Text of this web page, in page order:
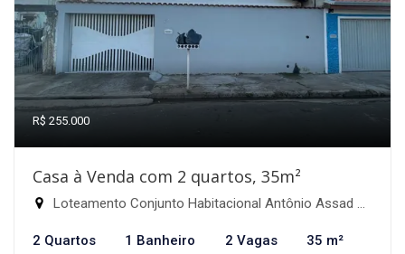
R$ 255.000
Casa à Venda com 2 quartos, 35m²
Loteamento Conjunto Habitacional Antônio Assad Alcici, Itapira-SP
2 Quartos 1 Banheiro 2 Vagas 35 m²